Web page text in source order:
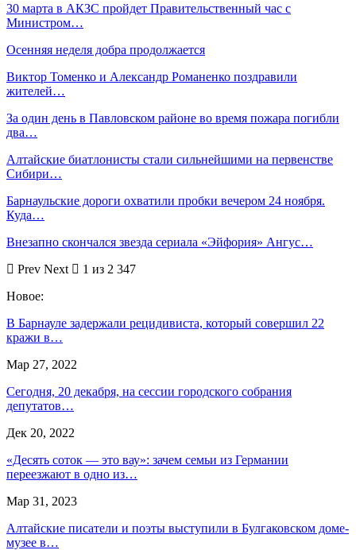
30 марта в АКЗС пройдет Правительственный час с
Министром…
Осенняя неделя добра продолжается
Виктор Томенко и Александр Романенко поздравили
жителей…
За один день в Павловском районе во время пожара погибли
два…
Алтайские биатлонисты стали сильнейшими на первенстве
Сибири…
Барнаульские дороги охватили пробки вечером 24 ноября.
Куда…
Внезапно скончался звезда сериала «Эйфория» Ангус…
Prev Next
1 из 2 347
Новое:
В Барнауле задержали рецидивиста, который совершил 22
кражи в…
Мар 27, 2022
Сегодня, 20 декабря, на сессии городского собрания
депутатов…
Дек 20, 2022
«Десять соток — это вау»: зачем семьи из Германии
переезжают в одно из…
Мар 31, 2023
Алтайские писатели и поэты выступили в Булгаковском доме-
музее в…